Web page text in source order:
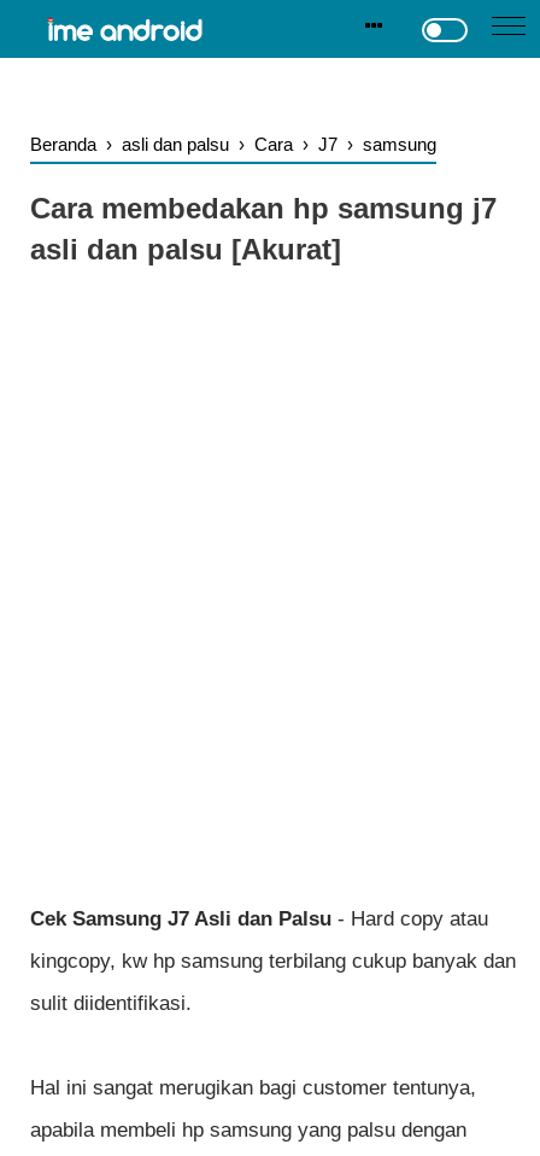
Beranda › asli dan palsu › Cara › J7 › samsung
Cara membedakan hp samsung j7
asli dan palsu [Akurat]
Cek Samsung J7 Asli dan Palsu - Hard copy atau
kingcopy, kw hp samsung terbilang cukup banyak dan
sulit diidentifikasi.
Hal ini sangat merugikan bagi customer tentunya,
apabila membeli hp samsung yang palsu dengan